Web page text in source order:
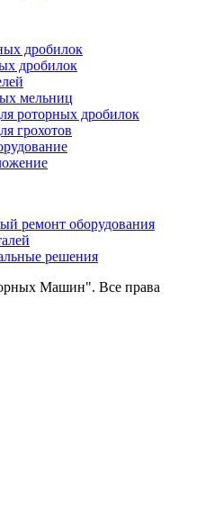
дробилок
дробилок
мельниц
роторных дробилок
грохотов
ремонт оборудования
решения
Машин". Все права